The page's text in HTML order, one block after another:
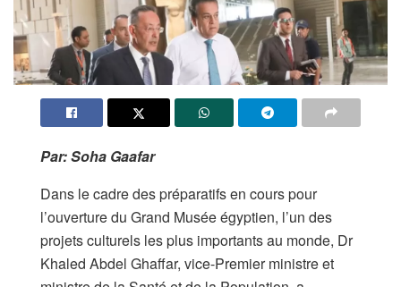
Par: Soha Gaafar
Dans le cadre des préparatifs en cours pour
l’ouverture du Grand Musée égyptien, l’un des
projets culturels les plus importants au monde, Dr
Khaled Abdel Ghaffar, vice-Premier ministre et